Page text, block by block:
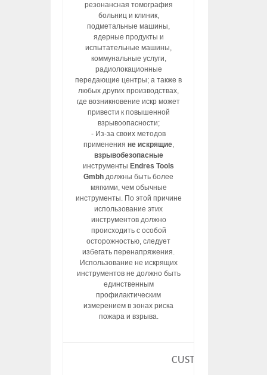
резонансная томография
больниц и клиник,
подметальные машины,
ядерные продукты и
испытательные машины,
коммунальные услуги,
радиолокационные
передающие центры; а также в
любых других производствах,
где возникновение искр может
привести к повышенной
взрывоопасности;
- Из-за своих методов
применения не искрящие,
взрывобезопасные
инструменты Endres Tools
Gmbh должны быть более
мягкими, чем обычные
инструменты. По этой причине
использование этих
инструментов должно
происходить с особой
осторожностью, следует
избегать перенапряжения.
Использование не искрящих
инструментов не должно быть
единственным
профилактическим
измерением в зонах риска
пожара и взрыва.
CUSTOM HTML